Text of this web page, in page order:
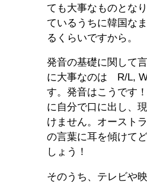
ても大事なものとな
ているうちに韓国な
るくらいですから。
発音の基礎に関して
に大事なのは R/L,
す。発音はこうです
に自分で口に出し、
けません。オースト
の言葉に耳を傾けて
しょう！
そのうち、テレビや